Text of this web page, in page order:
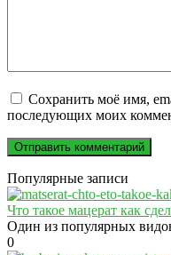
Сохранить моё имя,
последующих моих
Популярные записи
Что такое мацерат как
Один из популярных
0